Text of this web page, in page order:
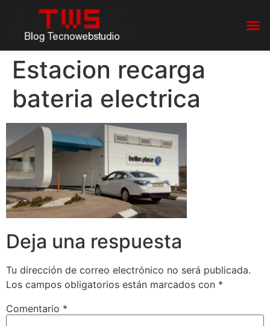
Estacion recarga
bateria electrica
Deja una respuesta
Tu dirección de correo electrónico no será publicada.
Los campos obligatorios están marcados con *
Comentario *